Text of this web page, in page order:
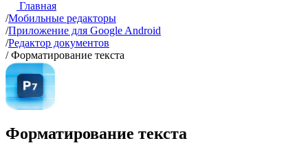
Главная
/Мобильные редакторы
/Приложение для Google Android
/Редактор документов
/ Форматирование текста
Форматирование текста